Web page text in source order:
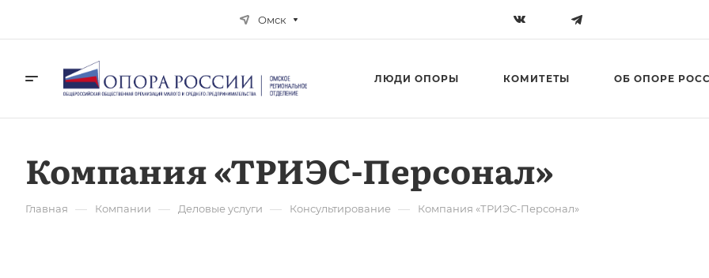
Омск
ЛЮДИ ОПОРЫ КОМИТЕТЫ ОБ ОПОРЕ
Компания «ТРИЭС-Персонал»
Главная — Компании — Деловые услуги — Консультирование — Компания «ТРИЭС-Персонал»